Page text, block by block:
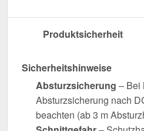
Produktsicherheit
Sicherheitshinweise
Absturzsicherung – Bei
Absturzsicherung nach
beachten (ab 3 m